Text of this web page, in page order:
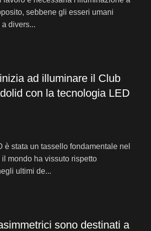
sebbene gli esseri umani
divers...
ad illuminare il Club
con la tecnologia LED
è stata un tassello fondamentale nel
mondo ha vissuto rispetto
ultimi de...
sono destinati a